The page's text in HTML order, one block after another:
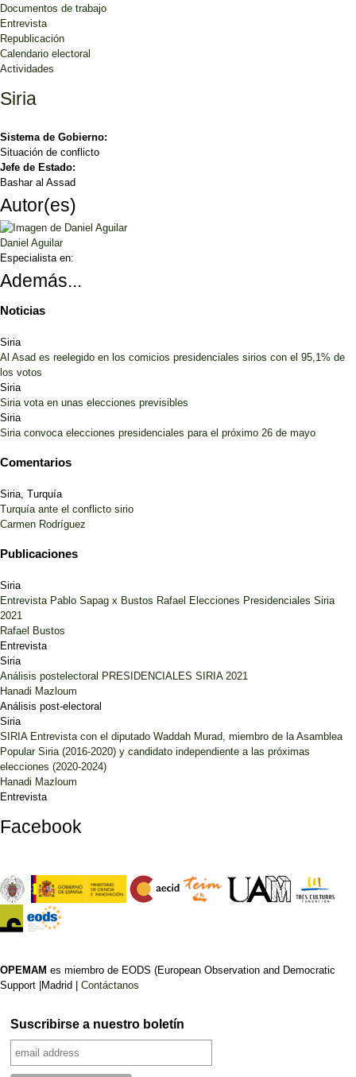
Documentos de trabajo
Entrevista
Republicación
Calendario electoral
Actividades
Siria
Sistema de Gobierno:
Situación de conflicto
Jefe de Estado:
Bashar al Assad
Autor(es)
Daniel Aguilar
Especialista en:
Además...
Noticias
Siria
Al Asad es reelegido en los comicios presidenciales sirios con el 95,1% de
los votos
Siria
Siria vota en unas elecciones previsibles
Siria
Siria convoca elecciones presidenciales para el próximo 26 de mayo
Comentarios
Siria, Turquía
Turquía ante el conflicto sirio
Carmen Rodríguez
Publicaciones
Siria
Entrevista Pablo Sapag x Bustos Rafael Elecciones Presidenciales Siria
2021
Rafael Bustos
Entrevista
Siria
Análisis postelectoral PRESIDENCIALES SIRIA 2021
Hanadi Mazloum
Análisis post-electoral
Siria
SIRIA Entrevista con el diputado Waddah Murad, miembro de la Asamblea
Popular Siria (2016-2020) y candidato independiente a las próximas
elecciones (2020-2024)
Hanadi Mazloum
Entrevista
Facebook
OPEMAM es miembro de EODS (European Observation and Democratic
Support |Madrid | Contáctanos
Suscribirse a nuestro boletín